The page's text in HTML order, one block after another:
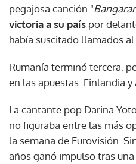
pegajosa canción "
victoria a su país por
había suscitado llamados al
Rumanía terminó tercera,
en las apuestas: Finlandia y
La cantante pop Darina
no figuraba entre las más
la semana de Eurovisión.
años ganó impulso tras